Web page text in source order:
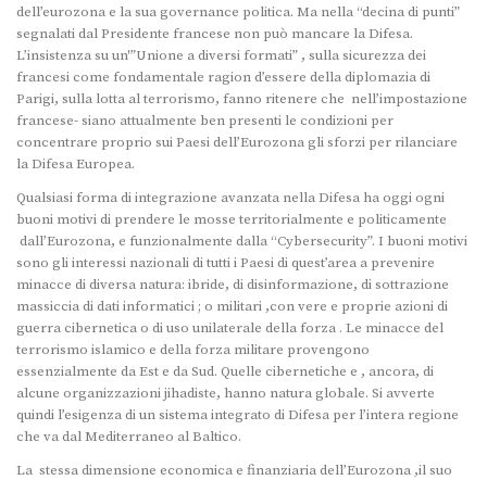
dell’eurozona e la sua governance politica. Ma nella “decina di punti”
segnalati dal Presidente francese non può mancare la Difesa.
L’insistenza su un'”Unione a diversi formati” , sulla sicurezza dei
francesi come fondamentale ragion d’essere della diplomazia di
Parigi, sulla lotta al terrorismo, fanno ritenere che nell’impostazione
francese- siano attualmente ben presenti le condizioni per
concentrare proprio sui Paesi dell’Eurozona gli sforzi per rilanciare
la Difesa Europea.
Qualsiasi forma di integrazione avanzata nella Difesa ha oggi ogni
buoni motivi di prendere le mosse territorialmente e politicamente
dall’Eurozona, e funzionalmente dalla “Cybersecurity”. I buoni motivi
sono gli interessi nazionali di tutti i Paesi di quest’area a prevenire
minacce di diversa natura: ibride, di disinformazione, di sottrazione
massiccia di dati informatici ; o militari ,con vere e proprie azioni di
guerra cibernetica o di uso unilaterale della forza . Le minacce del
terrorismo islamico e della forza militare provengono
essenzialmente da Est e da Sud. Quelle cibernetiche e , ancora, di
alcune organizzazioni jihadiste, hanno natura globale. Si avverte
quindi l’esigenza di un sistema integrato di Difesa per l’intera regione
che va dal Mediterraneo al Baltico.
La stessa dimensione economica e finanziaria dell’Eurozona ,il suo